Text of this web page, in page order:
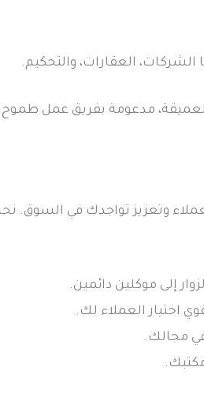
العقارات، والتحكيم.
مدعومة بفريق عمل
وتعزيز تواجدك في السوق.
إلى موكلين دائمين.
اختيار العملاء لك.
مجالك.